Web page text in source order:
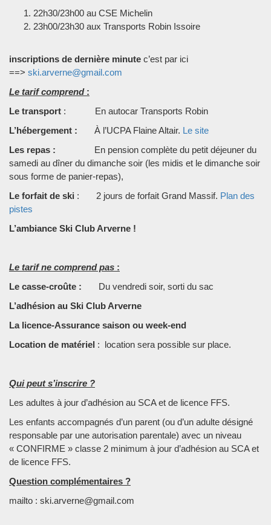
22h30/23h00 au CSE Michelin
23h00/23h30 aux Transports Robin Issoire
inscriptions de dernière minute c’est par ici
==> ski.arverne@gmail.com
Le tarif comprend:
Le transport : En autocar Transports Robin
L’hébergement : À l’UCPA Flaine Altair. Le site
Les repas : En pension complète du petit déjeuner du
samedi au dîner du dimanche soir (les midis et le dimanche soir
sous forme de panier-repas),
Le forfait de ski : 2 jours de forfait Grand Massif. Plan des
pistes
L’ambiance Ski Club Arverne !
Le tarif ne comprend pas :
Le casse-croûte : Du vendredi soir, sorti du sac
L’adhésion au Ski Club Arverne
La licence-Assurance saison ou week-end
Location de matériel : location sera possible sur place.
Qui peut s’inscrire ?
Les adultes à jour d’adhésion au SCA et de licence FFS.
Les enfants accompagnés d’un parent (ou d’un adulte désigné
responsable par une autorisation parentale) avec un niveau
« CONFIRME » classe 2 minimum à jour d’adhésion au SCA et
de licence FFS.
Question complémentaires ?
mailto : ski.arverne@gmail.com